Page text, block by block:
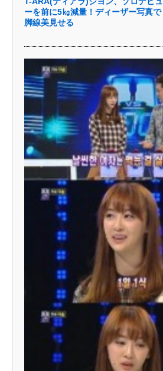
ーを前に5㎏減量！ディーザー写真で
脚線美見せる